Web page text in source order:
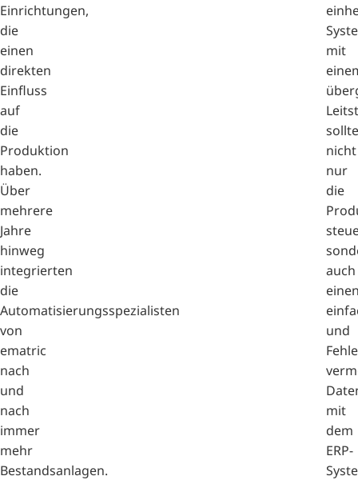
Einrichtungen,
die
einen
direkten
Einfluss
auf
die
Produktion
haben.
Über
mehrere
Jahre
hinweg
integrierten
die
Automatisierungsspezialisten
von
ematric
nach
und
nach
immer
mehr
Bestandsanlagen.
mit
sollte
nicht
nur
die
auch
und
mit
dem
ERP-